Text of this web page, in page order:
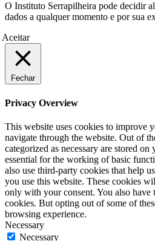
O Instituto Serrapilheira pode decidir
dados a qualquer momento e por sua
Aceitar
Fechar
Privacy Overview
This website uses cookies to improve
navigate through the website. Out of
categorized as necessary are stored
essential for the working of basic
also use third-party cookies that help
you use this website. These cookies
only with your consent. You also have
cookies. But opting out of some of
browsing experience.
Necessary
Necessary